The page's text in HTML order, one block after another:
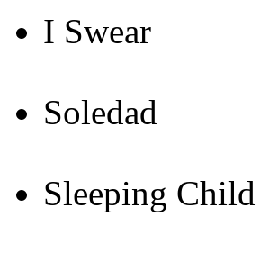
I Swear
Soledad
Sleeping Child